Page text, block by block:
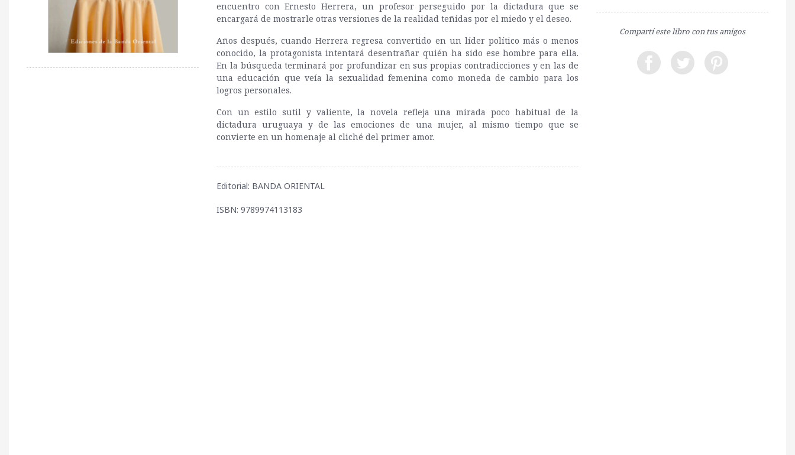
encuentro con Ernesto Herrera, un profesor perseguido por la dictadura que se
encargará de mostrarle otras versiones de la realidad teñidas por el miedo y el deseo.
Años después, cuando Herrera regresa convertido en un líder político más o menos
conocido, la protagonista intentará desentrañar quién ha sido ese hombre para ella.
En la búsqueda terminará por profundizar en sus propias contradicciones y en las de
una educación que veía la sexualidad femenina como moneda de cambio para los
logros personales.
Con un estilo sutil y valiente, la novela refleja una mirada poco habitual de la
dictadura uruguaya y de las emociones de una mujer, al mismo tiempo que se
convierte en un homenaje al cliché del primer amor.
Editorial: BANDA ORIENTAL
ISBN: 9789974113183
Compartí este libro con tus amigos